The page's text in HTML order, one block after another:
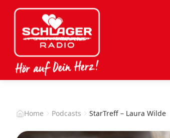
Home Podcasts StarTreff – Laura Wilde